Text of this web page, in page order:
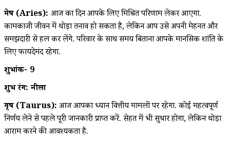
मेष (Aries): आज का दिन आपके लिए मिश्रित परिणाम लेकर आएगा.
कामकाजी जीवन में थोड़ा तनाव हो सकता है, लेकिन आप उसे अपनी मेहनत और
समझदारी से हल कर लेंगे. परिवार के साथ समय बिताना आपके मानसिक शांति के
लिए फायदेमंद रहेगा.
शुभांक- 9
शुभ रंग: नीला
वृष (Taurus): आज आपका ध्यान वित्तीय मामलों पर रहेगा. कोई महत्वपूर्ण
निर्णय लेने से पहले पूरी जानकारी प्राप्त करें. सेहत में भी सुधार होगा, लेकिन थोड़ा
आराम करने की आवश्यकता है.